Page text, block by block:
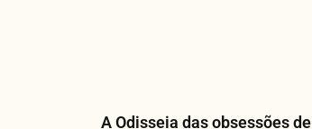
A Odisseia das obsessões de